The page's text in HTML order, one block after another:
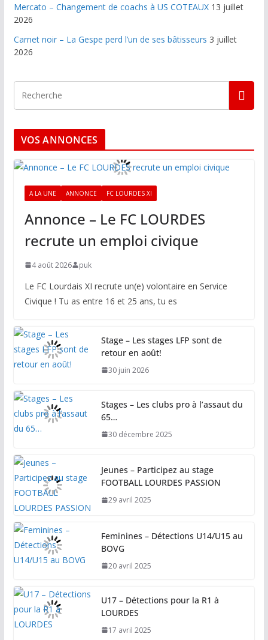
Mercato – Changement de coachs à US COTEAUX 13 juillet
2026
Carnet noir – La Gespe perd l’un de ses bâtisseurs 3 juillet
2026
VOS ANNONCES
A LA UNE ANNONCE FC LOURDES XI
Annonce – Le FC LOURDES
recrute un emploi civique
4 août 2026 puk
Le FC Lourdais XI recrute un(e) volontaire en Service
Civique ! Tu as entre 16 et 25 ans, tu es
Stage – Les stages LFP sont de
retour en août!
30 juin 2026
Stages – Les clubs pro à l’assaut du
65…
30 décembre 2025
Jeunes – Participez au stage
FOOTBALL LOURDES PASSION
29 avril 2025
Feminines – Détections U14/U15 au
BOVG
20 avril 2025
U17 – Détections pour la R1 à
LOURDES
17 avril 2025